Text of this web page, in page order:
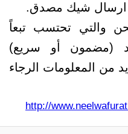
ارسال شيك مصدق.
والتي تحتسب تبعاً
(مضمون أو سريع)
من المعلومات الرجاء
http://